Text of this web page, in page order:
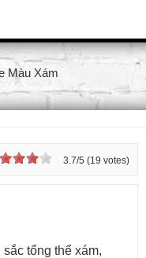
Màu Xám
3.7/5 (19 votes)
tổng thể xám,